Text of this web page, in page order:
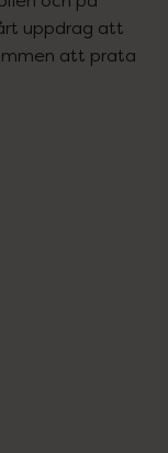
uppdrag att
att prata